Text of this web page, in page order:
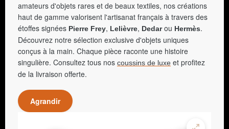
amateurs d'objets rares et de beaux textiles, nos créations
haut de gamme valorisent l'artisanat français à travers des
étoffes signées Pierre Frey, Lelièvre, Dedarou Hermès.
Découvrez notre sélection exclusive d'objets uniques
conçus à la main. Chaque pièce raconte une histoire
singulière. Consultez tous nos coussins de luxe et profitez
de la livraison offerte.
Agrandir